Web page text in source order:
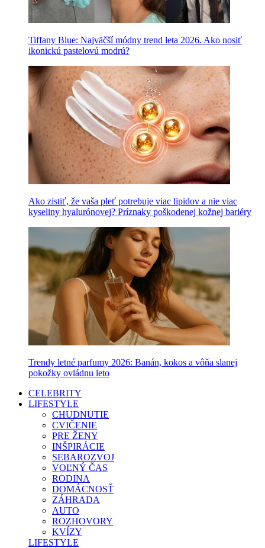
Tiffany Blue: Najväčší módny trend leta 2026. Ako nosiť
ikonickú pastelovú modrú?
Ako zistiť, že vaša pleť potrebuje viac lipidov a nie viac
kyseliny hyalurónovej? Príznaky poškodenej kožnej bariéry
Trendy letné parfumy 2026: Banán, kokos a vôňa slanej
pokožky ovládnu leto
CELEBRITY
LIFESTYLE
CHUDNUTIE
CVIČENIE
PRE ŽENY
INŠPIRÁCIE
SEBAROZVOJ
VOĽNÝ ČAS
RODINA
DOMÁCNOSŤ
ZÁHRADA
AUTO
ROZHOVORY
KVÍZY
LIFESTYLE